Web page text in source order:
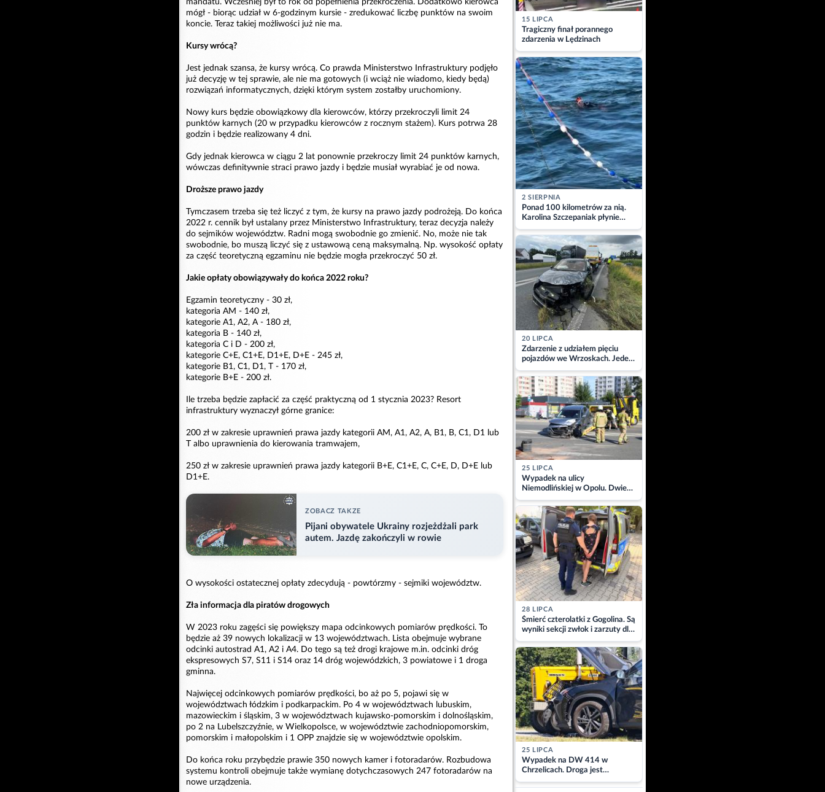
mandatu. Wcześniej był to rok od popełnienia przekroczenia. Dodatkowo kierowca
mógł - biorąc udział w 6-godzinym kursie - zredukować liczbę punktów na swoim
koncie. Teraz takiej możliwości już nie ma.
Kursy wrócą?
Jest jednak szansa, że kursy wrócą. Co prawda Ministerstwo Infrastruktury podjęło
już decyzję w tej sprawie, ale nie ma gotowych (i wciąż nie wiadomo, kiedy będą)
rozwiązań informatycznych, dzięki którym system zostałby uruchomiony.
Nowy kurs będzie obowiązkowy dla kierowców, którzy przekroczyli limit 24
punktów karnych (20 w przypadku kierowców z rocznym stażem). Kurs potrwa 28
godzin i będzie realizowany 4 dni.
Gdy jednak kierowca w ciągu 2 lat ponownie przekroczy limit 24 punktów karnych,
wówczas definitywnie straci prawo jazdy i będzie musiał wyrabiać je od nowa.
Droższe prawo jazdy
Tymczasem trzeba się też liczyć z tym, że kursy na prawo jazdy podrożeją. Do końca
2022 r. cennik był ustalany przez Ministerstwo Infrastruktury, teraz decyzja należy
do sejmików województw. Radni mogą swobodnie go zmienić. No, może nie tak
swobodnie, bo muszą liczyć się z ustawową ceną maksymalną. Np. wysokość opłaty
za część teoretyczną egzaminu nie będzie mogła przekroczyć 50 zł.
Jakie opłaty obowiązywały do końca 2022 roku?
Egzamin teoretyczny - 30 zł,
kategoria AM - 140 zł,
kategorie A1, A2, A - 180 zł,
kategoria B - 140 zł,
kategoria C i D - 200 zł,
kategorie C+E, C1+E, D1+E, D+E - 245 zł,
kategorie B1, C1, D1, T - 170 zł,
kategorie B+E - 200 zł.
Ile trzeba będzie zapłacić za część praktyczną od 1 stycznia 2023? Resort
infrastruktury wyznaczył górne granice:
200 zł w zakresie uprawnień prawa jazdy kategorii AM, A1, A2, A, B1, B, C1, D1 lub
T albo uprawnienia do kierowania tramwajem,
250 zł w zakresie uprawnień prawa jazdy kategorii B+E, C1+E, C, C+E, D, D+E lub
D1+E.
ZOBACZ TAKZE
Pijani obywatele Ukrainy rozjeżdżali park
autem. Jazdę zakończyli w rowie
O wysokości ostatecznej opłaty zdecydują - powtórzmy - sejmiki województw.
Zła informacja dla piratów drogowych
W 2023 roku zagęści się powiększy mapa odcinkowych pomiarów prędkości. To
będzie aż 39 nowych lokalizacji w 13 województwach. Lista obejmuje wybrane
odcinki autostrad A1, A2 i A4. Do tego są też drogi krajowe m.in. odcinki dróg
ekspresowych S7, S11 i S14 oraz 14 dróg wojewódzkich, 3 powiatowe i 1 droga
gminna.
Najwięcej odcinkowych pomiarów prędkości, bo aż po 5, pojawi się w
województwach łódzkim i podkarpackim. Po 4 w województwach lubuskim,
mazowieckim i śląskim, 3 w województwach kujawsko-pomorskim i dolnośląskim,
po 2 na Lubelszczyźnie, w Wielkopolsce, w województwie zachodniopomorskim,
pomorskim i małopolskim i 1 OPP znajdzie się w województwie opolskim.
Do końca roku przybędzie prawie 350 nowych kamer i fotoradarów. Rozbudowa
systemu kontroli obejmuje także wymianę dotychczasowych 247 fotoradarów na
nowe urządzenia.
15 LIPCA
Tragiczny finał porannego
zdarzenia w Lędzinach
2 SIERPNIA
Ponad 100 kilometrów za nią.
Karolina Szczepaniak płynie
przez Bałtyk dla Piotra.
Aktualizacja
20 LIPCA
Zdarzenie z udziałem pięciu
pojazdów we Wrzoskach. Jeden
z kierowców zabrany w
kajdankach
25 LIPCA
Wypadek na ulicy
Niemodlińskiej w Opolu. Dwie
osoby w szpitalu
28 LIPCA
Śmierć czterolatki z Gogolina. Są
wyniki sekcji zwłok i zarzuty dla
matki
25 LIPCA
Wypadek na DW 414 w
Chrzelicach. Droga jest
zablokowana